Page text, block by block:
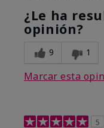
¿Le ha
opinión?
9 1
Marcar esta
5